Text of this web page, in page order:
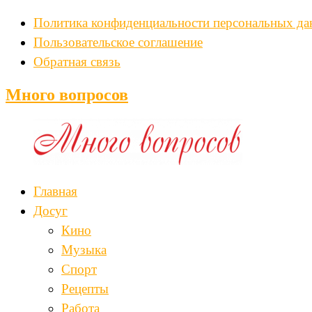
Политика конфиденциальности персональных
Пользовательское соглашение
Обратная связь
Много вопросов
Главная
Досуг
Кино
Музыка
Спорт
Рецепты
Работа